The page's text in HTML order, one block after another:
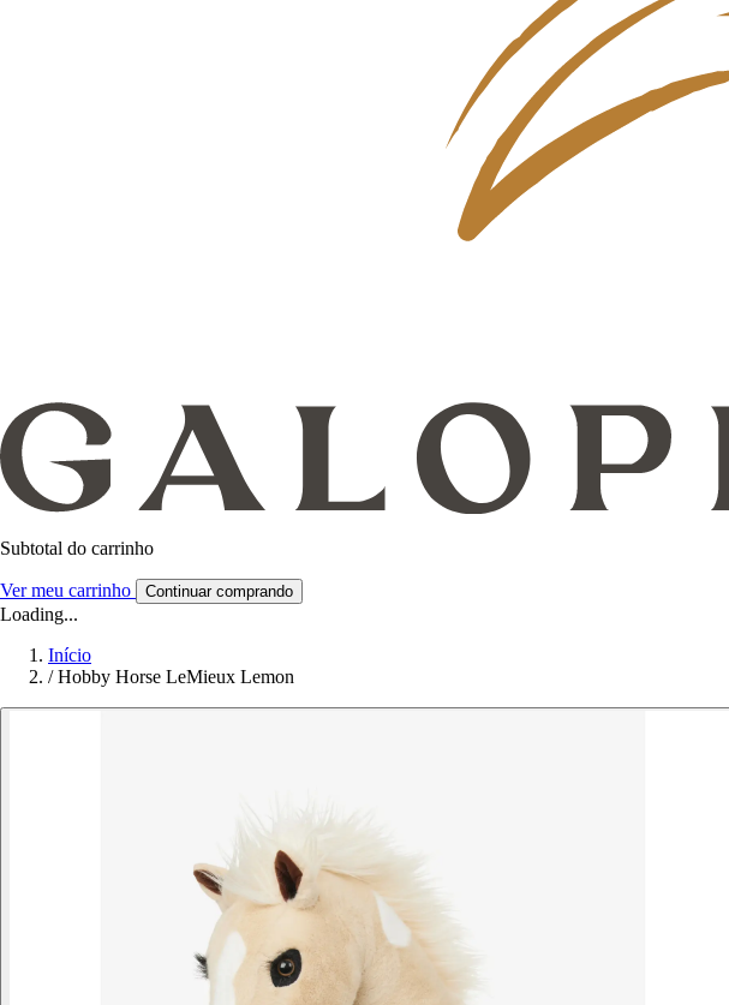
Subtotal do carrinho
Ver meu carrinho Continuar comprando
Loading...
Início
/ Hobby Horse LeMieux Lemon